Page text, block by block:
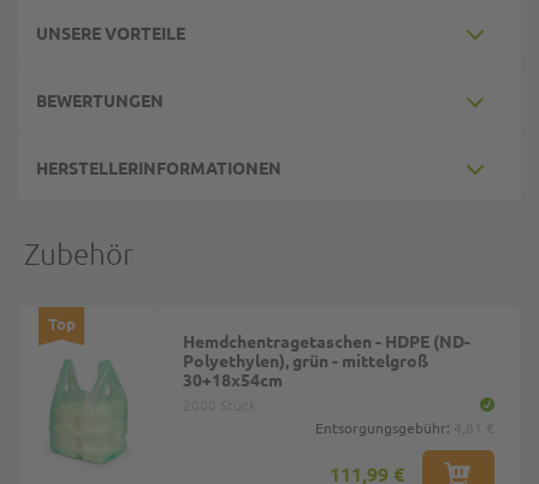
UNSERE VORTEILE
BEWERTUNGEN
HERSTELLERINFORMATIONEN
Zubehör
Top
Hemdchentragetaschen - HDPE (ND-
Polyethylen), grün - mittelgroß
30+18x54cm
Entsorgungsgebühr:
111,99 €